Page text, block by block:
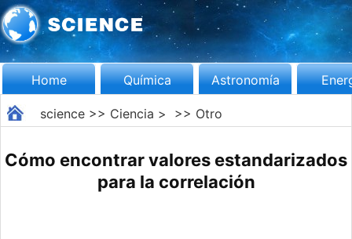
Home Química Astronomía
science>> Ciencia > >> Otro
Cómo encontrar valores estandarizados
para la correlación